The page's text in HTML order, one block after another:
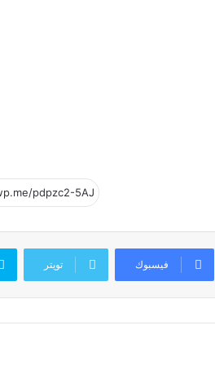
فيسبوك تويتر